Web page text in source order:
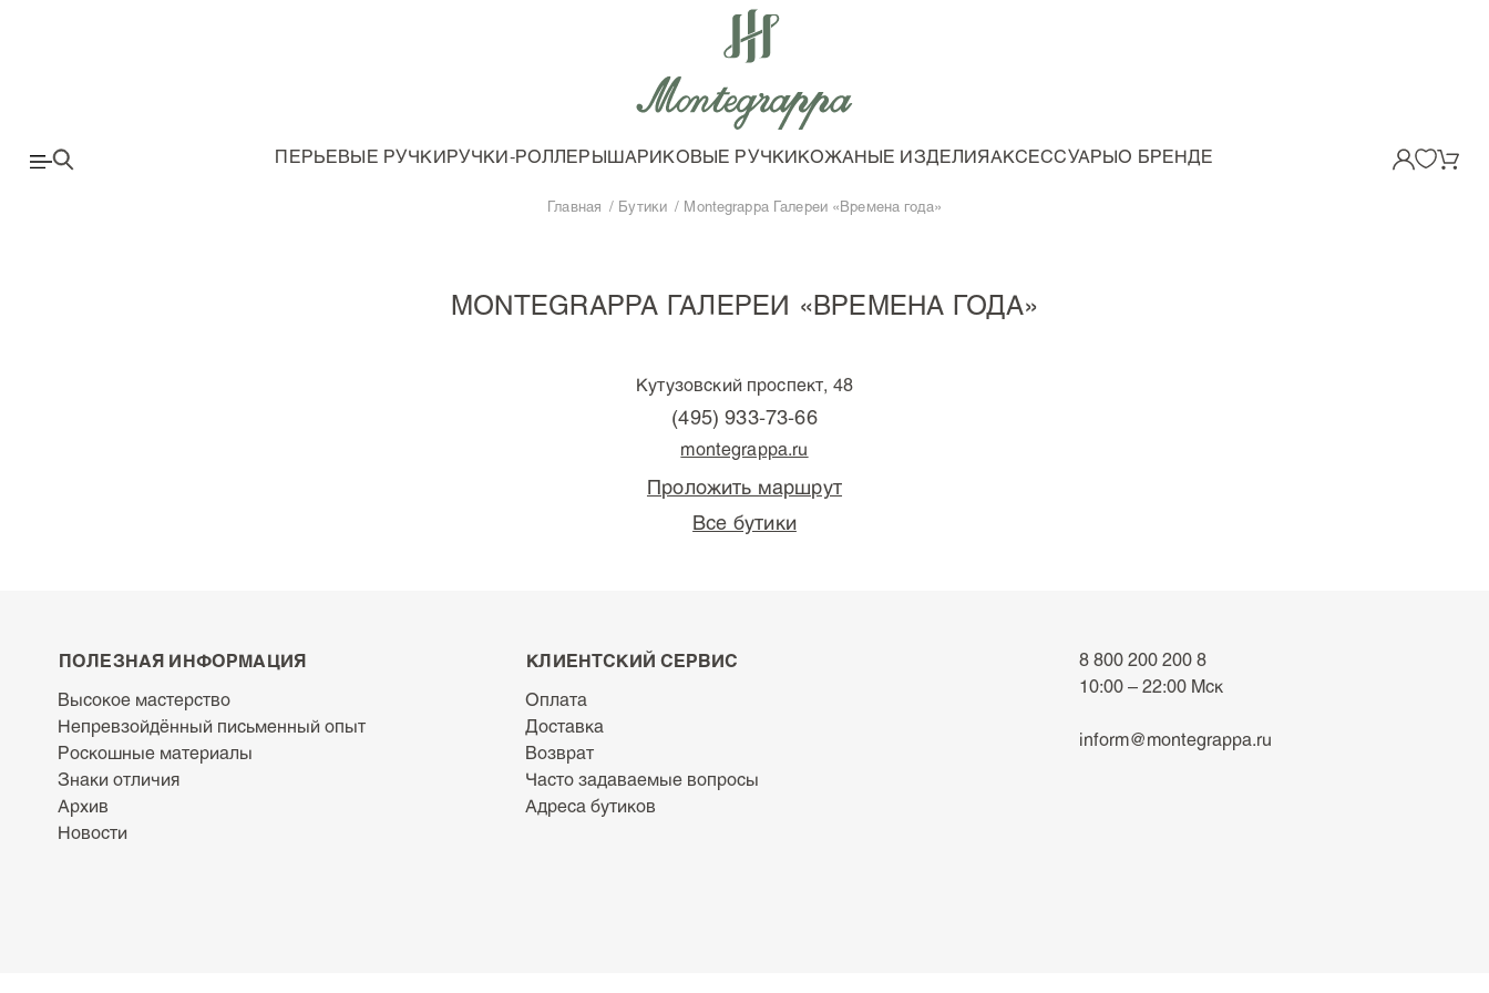
ПЕРЬЕВЫЕ РУЧКИРУЧКИ-РОЛЛЕРЫШАРИКОВЫЕ РУЧКИКОЖАНЫЕ ИЗДЕЛИЯАКСЕССУАРЫО БРЕНДЕ
Главная Бутики Montegrappa Галереи «Времена года»
MONTEGRAPPA ГАЛЕРЕИ «ВРЕМЕНА ГОДА»
Кутузовский проспект, 48
(495) 933-73-66
montegrappa.ru
Проложить маршрут
Все бутики
ПОЛЕЗНАЯ ИНФОРМАЦИЯ
Высокое мастерство
Непревзойдённый письменный опыт
Роскошные материалы
Знаки отличия
Архив
Новости
КЛИЕНТСКИЙ СЕРВИС
Оплата
Доставка
Возврат
Часто задаваемые вопросы
Адреса бутиков
8 800 200 200 8
10:00 – 22:00 Мск
inform@montegrappa.ru